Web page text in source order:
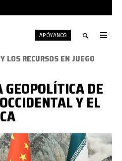
Toggle
APÓYANOS
RECURSOS EN JUEGO
DE
Y EL